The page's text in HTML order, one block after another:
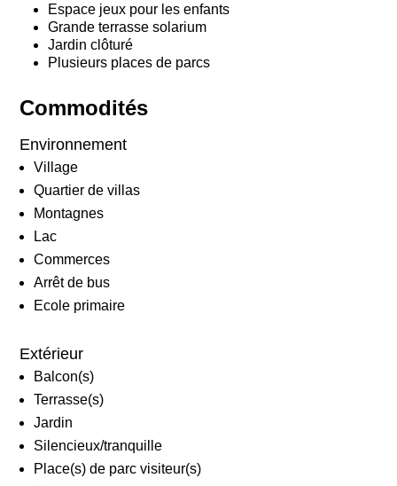
Espace jeux pour les enfants
Grande terrasse solarium
Jardin clôturé
Plusieurs places de parcs
Commodités
Environnement
Village
Quartier de villas
Montagnes
Lac
Commerces
Arrêt de bus
Ecole primaire
Extérieur
Balcon(s)
Terrasse(s)
Jardin
Silencieux/tranquille
Place(s) de parc visiteur(s)